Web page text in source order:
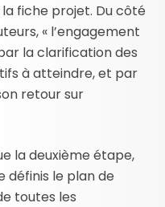
fiche projet. Du côté
« l’engagement
la clarification des
à atteindre, et par
retour sur
la deuxième étape,
définis le plan de
toutes les